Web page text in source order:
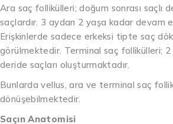
Ara saç follikülleri; doğum sonrası saçlı
saçlardır. 3 aydan 2 yaşa kadar devam
Erişkinlerde sadece erkeksi tipte saç
görülmektedir. Terminal saç follikülleri; 2
deride saçları oluşturmaktadır.
Bunlarda vellus, ara ve terminal saç
dönüşebilmektedir.
Saçın Anatomisi